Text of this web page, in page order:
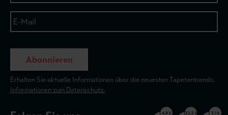
Abonnieren
Erhalten Sie aktuelle Informationen über die neuesten Tapetentrends.
Informationen zum Datenschutz.
4,9 k 32,5 k 3,1 k